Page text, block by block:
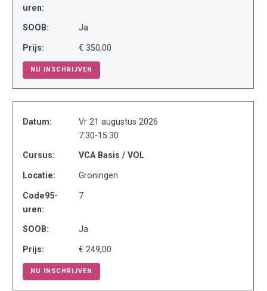
uren:
SOOB: Ja
Prijs: € 350,00
NU INSCHRIJVEN
Datum:
Vr 21 augustus 2026
7:30-15:30
Cursus: VCA Basis / VOL
Locatie: Groningen
Code95-
uren:
7
SOOB: Ja
Prijs: € 249,00
NU INSCHRIJVEN